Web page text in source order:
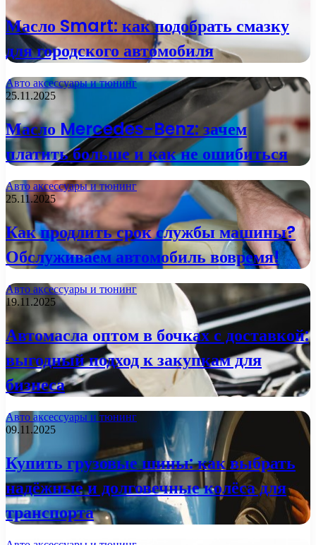
Масло Smart: как подобрать смазку
для городского автомобиля
Авто аксессуары и тюнинг
25.11.2025
Масло Mercedes-Benz: зачем
платить больше и как не ошибиться
Авто аксессуары и тюнинг
25.11.2025
Как продлить срок службы машины?
Обслуживаем автомобиль вовремя!
Авто аксессуары и тюнинг
19.11.2025
Автомасла оптом в бочках с доставкой:
выгодный подход к закупкам для
бизнеса
Авто аксессуары и тюнинг
09.11.2025
Купить грузовые шины: как выбрать
надёжные и долговечные колёса для
транспорта